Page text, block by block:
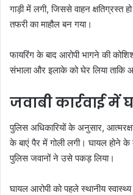
गाड़ी में लगी, जिससे वाहन
तफरी का माहौल बन गया।
फायरिंग के बाद आरोपी भागने की
संभाला और इलाके को घेर लिया ताकि
जवाबी कार्रवाई
पुलिस अधिकारियों के अनुसार,
के बाएं पैर में गोली लगी। घायल होने के
पुलिस जवानों ने उसे पकड़ लिया।
घायल आरोपी को पहले स्थानीय